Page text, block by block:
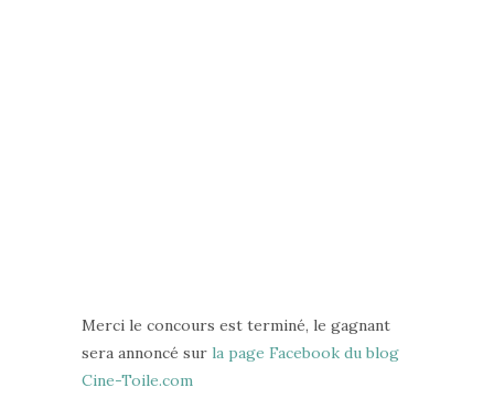
Merci le concours est terminé, le gagnant
sera annoncé sur la page Facebook du blog
Cine-Toile.com